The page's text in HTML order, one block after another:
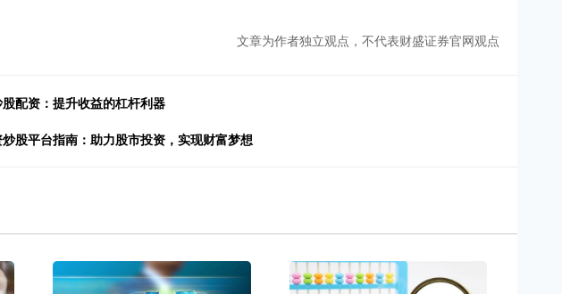
文章为作者独立观点，不代表财盛证券官网观点
配资：提升收益的杠杆利器
股平台指南：助力股市投资，实现财富梦想